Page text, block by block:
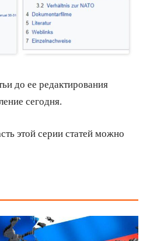
до ее редактирования
сегодня.
этой серии статей можно